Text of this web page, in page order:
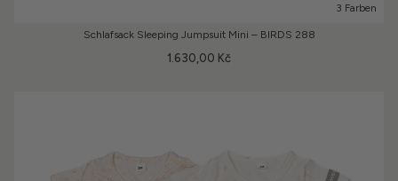
3 Farben
Schlafsack Sleeping Jumpsuit Mini – BIRDS 288
1.630,00 Kč